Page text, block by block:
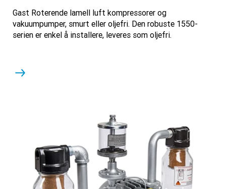
Gast Roterende lamell luft kompressorer og
vakuumpumper, smurt eller oljefri. Den robuste 1550-
serien er enkel å installere, leveres som oljefri.